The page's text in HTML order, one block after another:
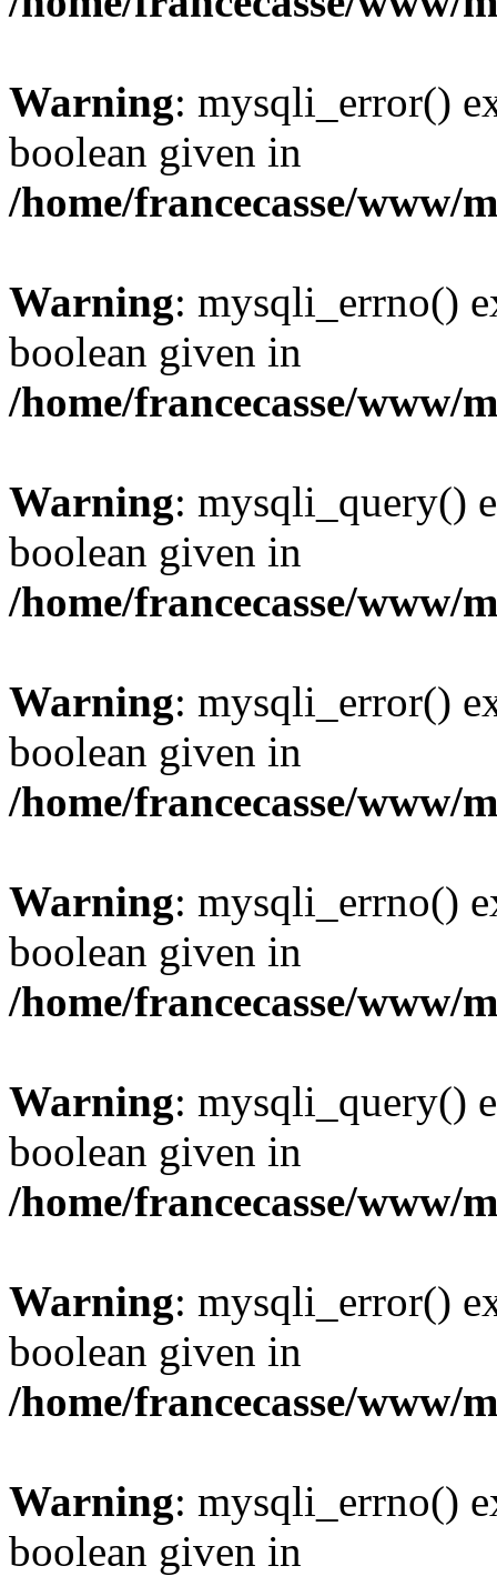
Warning: mysqli_error()
boolean given in
/home/francecasse/www/
Warning: mysqli_errno()
boolean given in
/home/francecasse/www/
Warning: mysqli_query()
boolean given in
/home/francecasse/www/
Warning: mysqli_error()
boolean given in
/home/francecasse/www/
Warning: mysqli_errno()
boolean given in
/home/francecasse/www/
Warning: mysqli_query()
boolean given in
/home/francecasse/www/
Warning: mysqli_error()
boolean given in
/home/francecasse/www/
Warning: mysqli_errno()
boolean given in